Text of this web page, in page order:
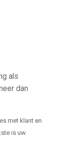
als
dan
met klant en
is uw